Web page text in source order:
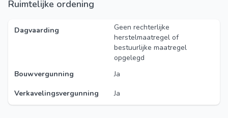
Ruimtelijke ordening
Dagvaarding
Geen rechterlijke
herstelmaatregel of
bestuurlijke maatregel
opgelegd
Bouwvergunning
Ja
Verkavelingsvergunning
Ja